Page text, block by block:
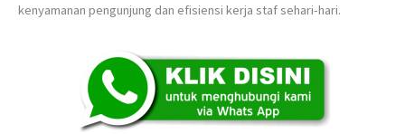
kenyamanan pengunjung dan efisiensi kerja staf sehari-hari.